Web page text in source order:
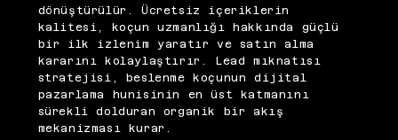
dönüştürülür. Ücretsiz içeriklerin
kalitesi, koçun uzmanlığı hakkında güçlü
bir ilk izlenim yaratır ve satın alma
kararını kolaylaştırır. Lead mıknatısı
stratejisi, beslenme koçunun dijital
pazarlama hunisinin en üst katmanını
sürekli dolduran organik bir akış
mekanizması kurar.